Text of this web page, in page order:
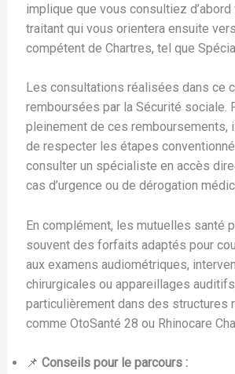
implique que vous consultiez
traitant qui vous orientera ensuite
compétent de Chartres, tel que
Les consultations réalisées dans ce
remboursées par la Sécurité sociale.
pleinement de ces remboursements,
de respecter les étapes
consulter un spécialiste en accès
cas d’urgence ou de dérogation
En complément, les mutuelles santé
souvent des forfaits adaptés pour
aux examens audiométriques,
chirurgicales ou appareillages
particulièrement dans des structures
comme OtoSanté 28 ou Rhinocare
📌 Conseils pour le parcours :